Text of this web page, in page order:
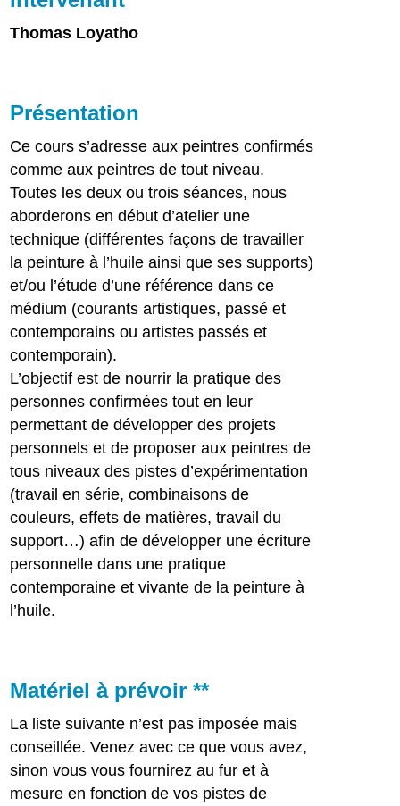
Thomas Loyatho
Présentation
Ce cours s’adresse aux peintres confirmés
comme aux peintres de tout niveau.
Toutes les deux ou trois séances, nous
aborderons en début d’atelier une
technique (différentes façons de travailler
la peinture à l’huile ainsi que ses supports)
et/ou l’étude d’une référence dans ce
médium (courants artistiques, passé et
contemporains ou artistes passés et
contemporain).
L’objectif est de nourrir la pratique des
personnes confirmées tout en leur
permettant de développer des projets
personnels et de proposer aux peintres de
tous niveaux des pistes d’expérimentation
(travail en série, combinaisons de
couleurs, effets de matières, travail du
support…) afin de développer une écriture
personnelle dans une pratique
contemporaine et vivante de la peinture à
l’huile.
Matériel à prévoir **
La liste suivante n’est pas imposée mais
conseillée. Venez avec ce que vous avez,
sinon vous vous fournirez au fur et à
mesure en fonction de vos pistes de